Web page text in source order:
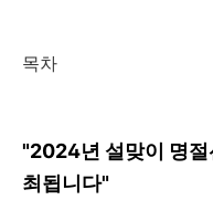
목차
"2024년 설맞이 명절
최됩니다"